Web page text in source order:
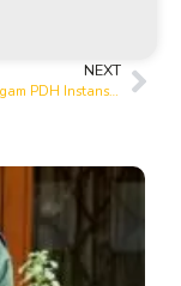
NEXT
Produsen Seragam PDH Instansi dan Perusahaan di Bojonegoro